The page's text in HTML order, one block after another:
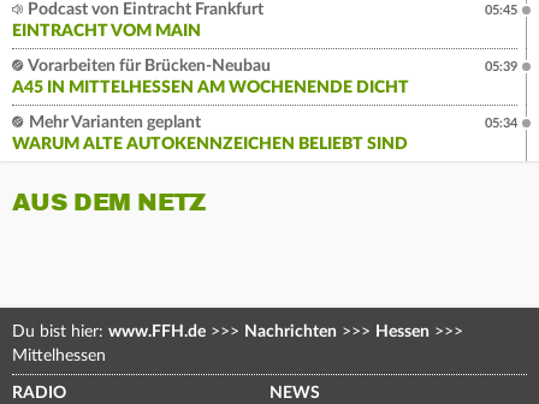
Podcast von Eintracht Frankfurt
EINTRACHT VOM MAIN
05:45
Vorarbeiten für Brücken-Neubau
A45 IN MITTELHESSEN AM WOCHENENDE DICHT
05:39
Mehr Varianten geplant
WARUM ALTE AUTOKENNZEICHEN BELIEBT SIND
05:34
AUS DEM NETZ
Du bist hier: www.FFH.de >>> Nachrichten >>> Hessen >>>
Mittelhessen
RADIO NEWS